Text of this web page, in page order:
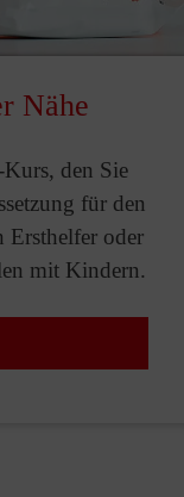
Nähe
den Sie
für den
Ersthelfer oder
mit Kindern.